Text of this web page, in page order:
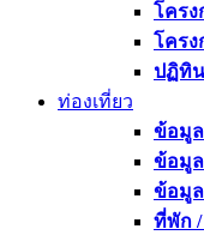
โครง
โครง
ปฏิทิ
ท่องเที่ยว
ข้อมู
ข้อมู
ข้อมูล
ที่พัก /